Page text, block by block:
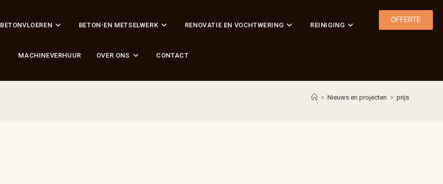
BETONVLOEREN BETON-EN METSELWERK RENOVATIE EN VOCHTWERING REINIGING
MACHINEVERHUUR OVER ONS CONTACT
OFFERTE
> Nieuws en projecten > prijs